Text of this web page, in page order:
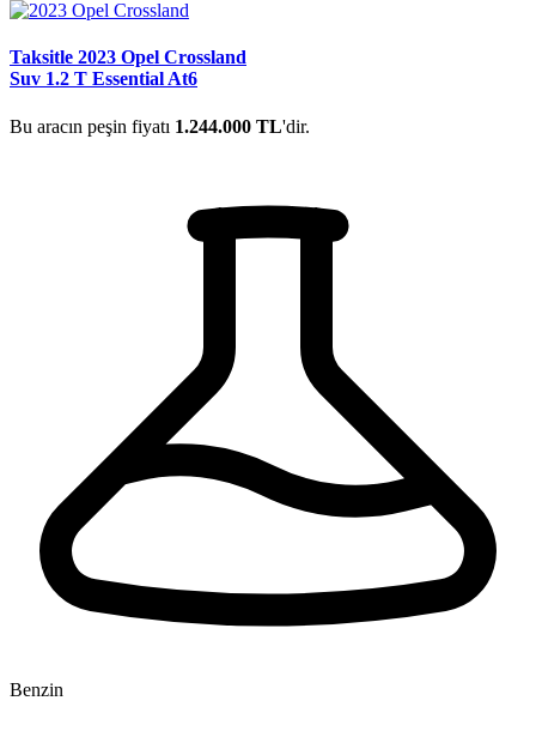
Taksitle 2023 Opel Crossland
Suv 1.2 T Essential At6
Bu aracın peşin fiyatı 1.244.000 TL'dir.
Benzin